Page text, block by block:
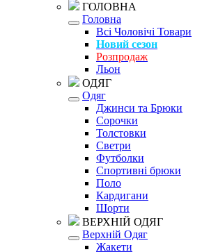
ГОЛОВНА
Головна
Всі Чоловічі Товари
Новий сезон
Розпродаж
Льон
ОДЯГ
Одяг
Джинси та Брюки
Сорочки
Толстовки
Светри
Футболки
Спортивні брюки
Поло
Кардигани
Шорти
ВЕРХНІЙ ОДЯГ
Верхній Одяг
Жакети